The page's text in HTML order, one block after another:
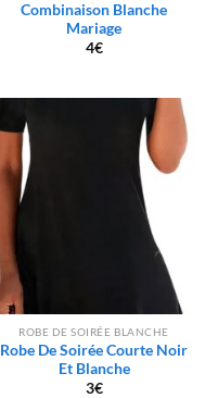
Combinaison Blanche
Mariage
4€
ROBE DE SOIRÉE BLANCHE
Robe De Soirée Courte Noir
Et Blanche
3€